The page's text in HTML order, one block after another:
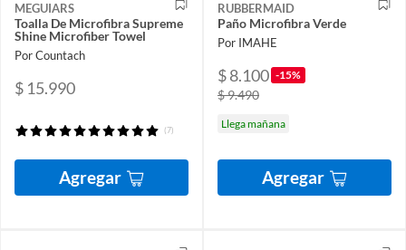
MEGUIARS
Toalla De Microfibra Supreme
Shine Microfiber Towel
Por Countach
$ 15.990
(7)
Agregar
RUBBERMAID
Paño Microfibra Verde
Por IMAHE
$ 8.100 -15%
$ 9.490
Llega mañana
Agregar